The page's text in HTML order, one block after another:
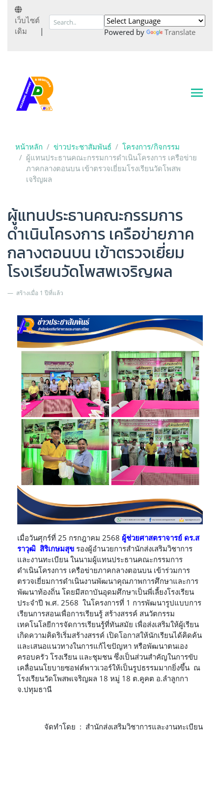
เว็บไซต์
เดิม
| Powered by Translate
หน้าหลัก ข่าวประชาสัมพันธ์
โครงการ/กิจกรรม
ผู้แทนประธานคณะกรรมการดำเนินโครงการ เครือข่าย
ภาคกลางตอนบน เข้าตรวจเยี่ยมโรงเรียนวัดโพสพ
เจริญผล
ผู้แทนประธานคณะกรรมการ
ดำเนินโครงการ เครือข่ายภาค
กลางตอนบน เข้าตรวจเยี่ยม
โรงเรียนวัดโพสพเจริญผล
สร้างเมื่อ 1 ปีที่แล้ว
เมื่อวันศุกร์ที่ 25 กรกฎาคม 2568 ผู้ช่วยศาสตราจารย์ ดร.ส
ราวุฒิ สิริเกษมสุข รองผู้อำนวยการสำนักส่งเสริมวิชาการ
และงานทะเบียน ในนามผู้แทนประธานคณะกรรมการ
ดำเนินโครงการ เครือข่ายภาคกลางตอนบน เข้าร่วมการ
ตรวจเยี่ยมการดำเนินงานพัฒนาคุณภาพการศึกษาและการ
พัฒนาท้องถิ่น โดยมีสถาบันอุดมศึกษาเป็นพี่เลี้ยงโรงเรียน
ประจำปี พ.ศ. 2568 ในโครงการที่ 1 การพัฒนารูปแบบการ
เรียนการสอนเพื่อการเรียนรู้ สร้างสรรค์ สนวัตกรรม
เทคโนโลยีการจัดการเรียนรู้ที่ทันสมัย เพื่อส่งเสริมให้ผู้เรียน
เกิดความคิดริเริ่มสร้างสรรค์ เปิดโอกาสให้นักเรียนได้คิดค้น
และเสนอแนวทางในการแก้ไขปัญหา หรือพัฒนาตนเอง
ครอบครัว โรงเรียน และชุมชน ซึ่งเป็นส่วนสำคัญในการขับ
เคลื่อนนโยบายซอฟต์พาวเวอร์ให้เป็นรูปธรรมมากยิ่งขึ้น ณ
โรงเรียนวัดโพสพเจริญผล 18 หมู่ 18 ต.คูคต อ.ลำลูกกา
จ.ปทุมธานี
จัดทำโดย : สำนักส่งเสริมวิชาการและงานทะเบียน